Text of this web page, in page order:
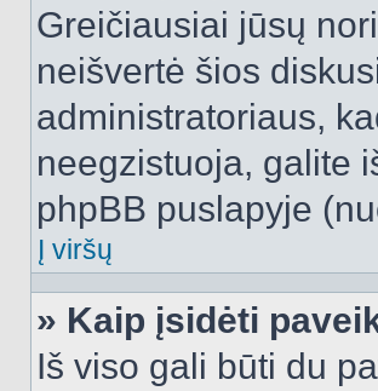
Greičiausiai jūsų
neišvertė šios
administratoriaus,
neegzistuoja, galite
phpBB puslapyje
Į viršų
» Kaip įsidėti
Iš viso gali būti du